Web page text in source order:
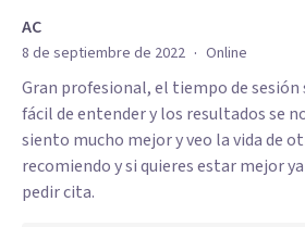
AC
8 de septiembre de 2022 · Online
Gran profesional, el tiempo de sesión
fácil de entender y los resultados se
siento mucho mejor y veo la vida de
recomiendo y si quieres estar mejor
pedir cita.